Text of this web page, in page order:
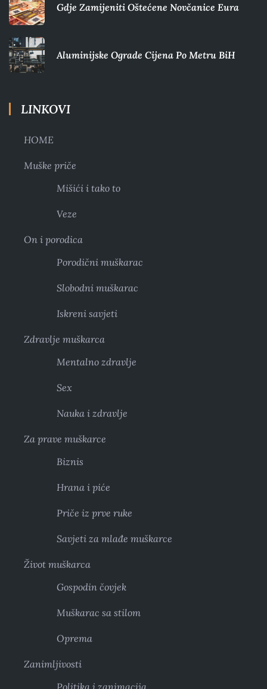
Gdje Zamijeniti Oštećene Novčanice Eura​
Aluminijske Ograde Cijena Po Metru BiH
LINKOVI
HOME
Muške priče
Mišići i tako to
Veze
On i porodica
Porodični muškarac
Slobodni muškarac
Iskreni savjeti
Zdravlje muškarca
Mentalno zdravlje
Sex
Nauka i zdravlje
Za prave muškarce
Biznis
Hrana i piće
Priče iz prve ruke
Savjeti za mlađe muškarce
Život muškarca
Gospodin čovjek
Muškarac sa stilom
Oprema
Zanimljivosti
Politika i zanimacija